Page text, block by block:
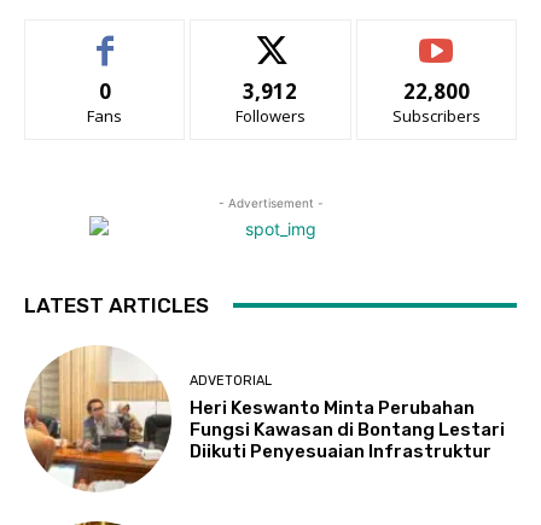
0
Fans
3,912
Followers
22,800
Subscribers
- Advertisement -
LATEST ARTICLES
ADVETORIAL
Heri Keswanto Minta Perubahan
Fungsi Kawasan di Bontang Lestari
Diikuti Penyesuaian Infrastruktur